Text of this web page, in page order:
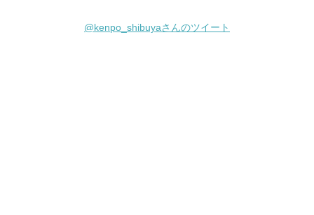
@kenpo_shibuyaさんのツイート